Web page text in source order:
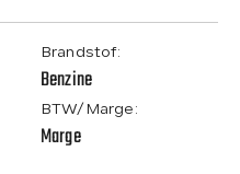
Brandstof:
Benzine
BTW/Marge:
Marge